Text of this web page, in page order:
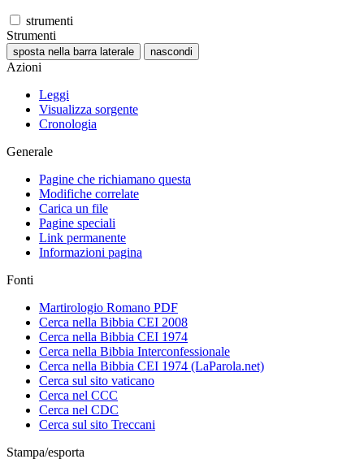
strumenti
Strumenti
sposta nella barra laterale nascondi
Azioni
Leggi
Visualizza sorgente
Cronologia
Generale
Pagine che richiamano questa
Modifiche correlate
Carica un file
Pagine speciali
Link permanente
Informazioni pagina
Fonti
Martirologio Romano PDF
Cerca nella Bibbia CEI 2008
Cerca nella Bibbia CEI 1974
Cerca nella Bibbia Interconfessionale
Cerca nella Bibbia CEI 1974 (LaParola.net)
Cerca sul sito vaticano
Cerca nel CCC
Cerca nel CDC
Cerca sul sito Treccani
Stampa/esporta